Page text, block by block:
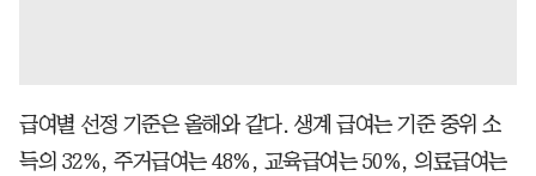
급여별 선정 기준은 올해와 같다. 생계 급여는 기준 중위 소
득의 32%, 주거급여는 48%, 교육급여는 50%, 의료급여는